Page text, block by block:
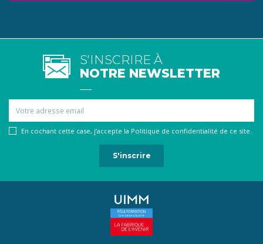
S'INSCRIRE À
NOTRE NEWSLETTER
En cochant cette case, j’accepte la Politique de confidentialité de ce site.